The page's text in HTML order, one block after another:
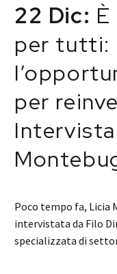
22 Dic:
per tutti:
per
Poco tempo fa, Licia
intervistata da Filo
specializzata di